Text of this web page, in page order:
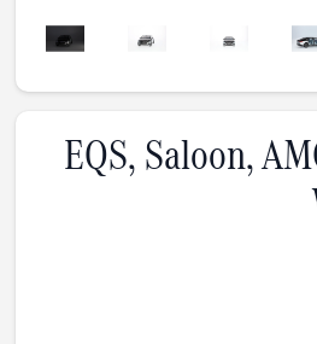
EQS, Saloon,